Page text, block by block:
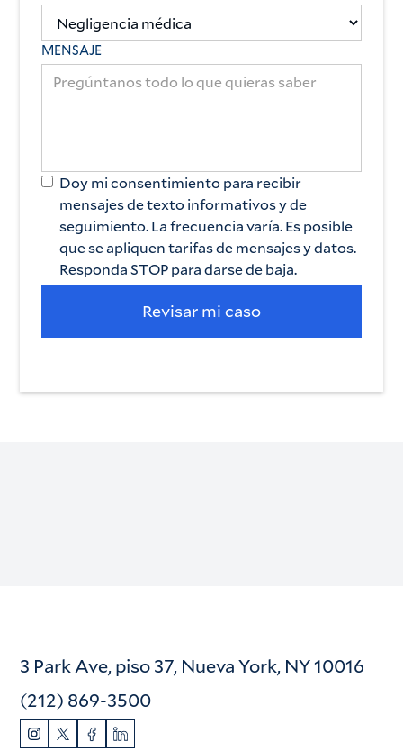
MENSAJE
Doy mi consentimiento para recibir
mensajes de texto informativos y de
seguimiento. La frecuencia varía. Es posible
que se apliquen tarifas de mensajes y datos.
Responda STOP para darse de baja.
3 Park Ave, piso 37, Nueva York, NY 10016
(212) 869-3500